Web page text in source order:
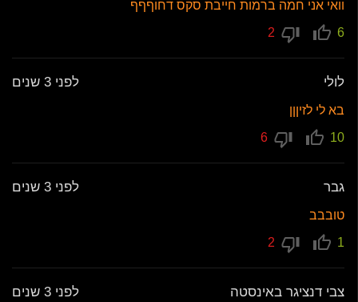
וואי אני חמה ברמות חייבת סקס דחוףףף
6
לולי לפני 3 שנים
בא לי לזיןןן
10
גבר לפני 3 שנים
טובבב
1
צבי דנציגר באינסטה לפני 3 שנים